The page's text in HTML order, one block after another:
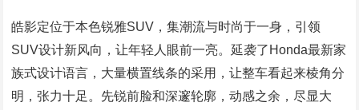
皓影定位于本色锐雅SUV，集潮流与时尚于一身，引领
SUV设计新风向，让年轻人眼前一亮。延袭了Honda最新家
族式设计语言，大量横置线条的采用，让整车看起来棱角分
明，张力十足。先锐前脸和深邃轮廓，动感之余，尽显大